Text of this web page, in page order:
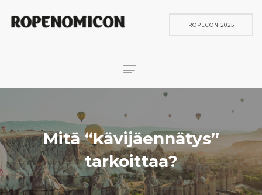
ROPECON 2025
PELIT
IN ENGLISH
SEARCH
Mitä “kävijäennätys”
tarkoittaa?